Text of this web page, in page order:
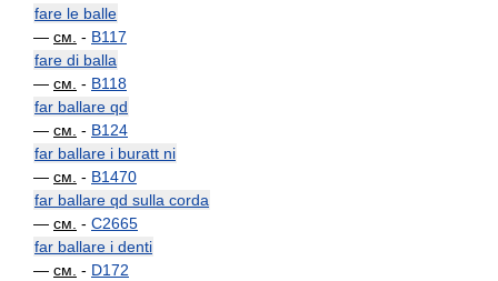
fare le balle
— см. - B117
fare di balla
— см. - B118
far ballare qd
— см. - B124
far ballare i buratt ni
— см. - B1470
far ballare qd sulla corda
— см. - C2665
far ballare i denti
— см. - D172